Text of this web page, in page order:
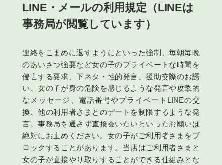
LINE・メールの利用規定（LINEは
事務局が閲覧しています）
連絡をこまめに返すようにといった強制、毎朝毎晩
のあいさつ強要など女の子のプライベートな時間を
侵害する要求、下ネタ・性的発言、援助交際のお誘
い、女の子が身の危険を感じるような発言や攻撃的
なメッセージ、電話番号やプライベートLINEの交
換、他の利用者さまとのデートを制限するような発
言、事務局を通さず直接会いたいといったお願いは
絶対にお止めください。女の子がご利用者さまをブ
ロックすることがあります。当店はご利用者さまと
女の子が直接やり取りすることができる仕組みとな